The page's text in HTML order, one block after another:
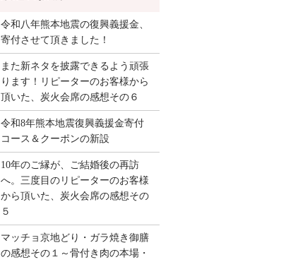
令和八年熊本地震の復興義援金、
寄付させて頂きました！
また新ネタを披露できるよう頑張
ります！リピーターのお客様から
頂いた、炭火会席の感想その６
令和8年熊本地震復興義援金寄付
コース＆クーポンの新設
10年のご縁が、ご結婚後の再訪
へ。三度目のリピーターのお客様
から頂いた、炭火会席の感想その
５
マッチョ京地どり・ガラ焼き御膳
の感想その１～骨付き肉の本場・